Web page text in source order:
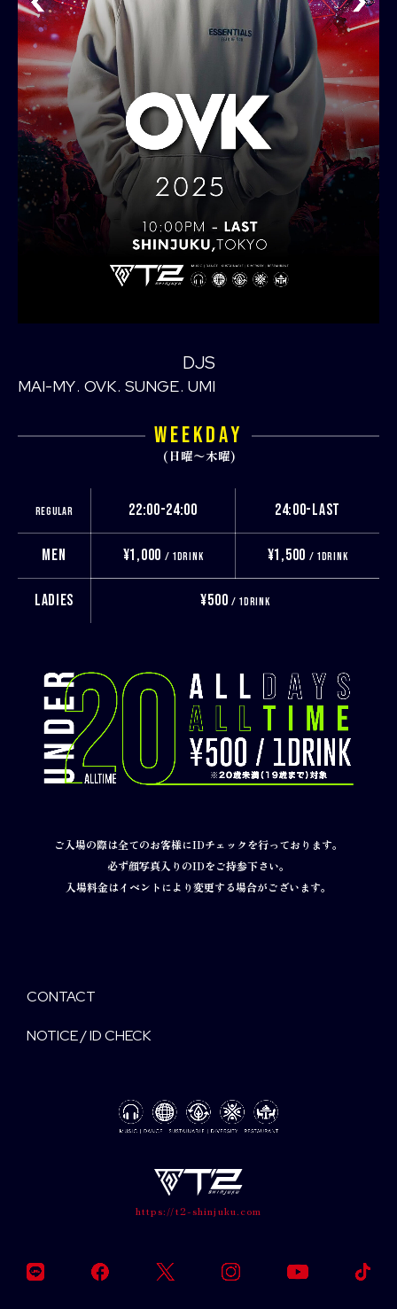
DJS
MAI-MY OVK SUNGE UMI
WEEKDAY
(日曜〜木曜)
REGULAR 22:00-24:00 24:00-LAST
MEN ¥1,000 / 1DRINK ¥1,500 / 1DRINK
LADIES ¥500 / 1DRINK
ご入場の際は全てのお客様にIDチェックを行っております。
必ず顔写真入りのIDをご持参下さい。
入場料金はイベントにより変更する場合がございます。
CONTACT
NOTICE / ID CHECK
https://t2-shinjuku.com